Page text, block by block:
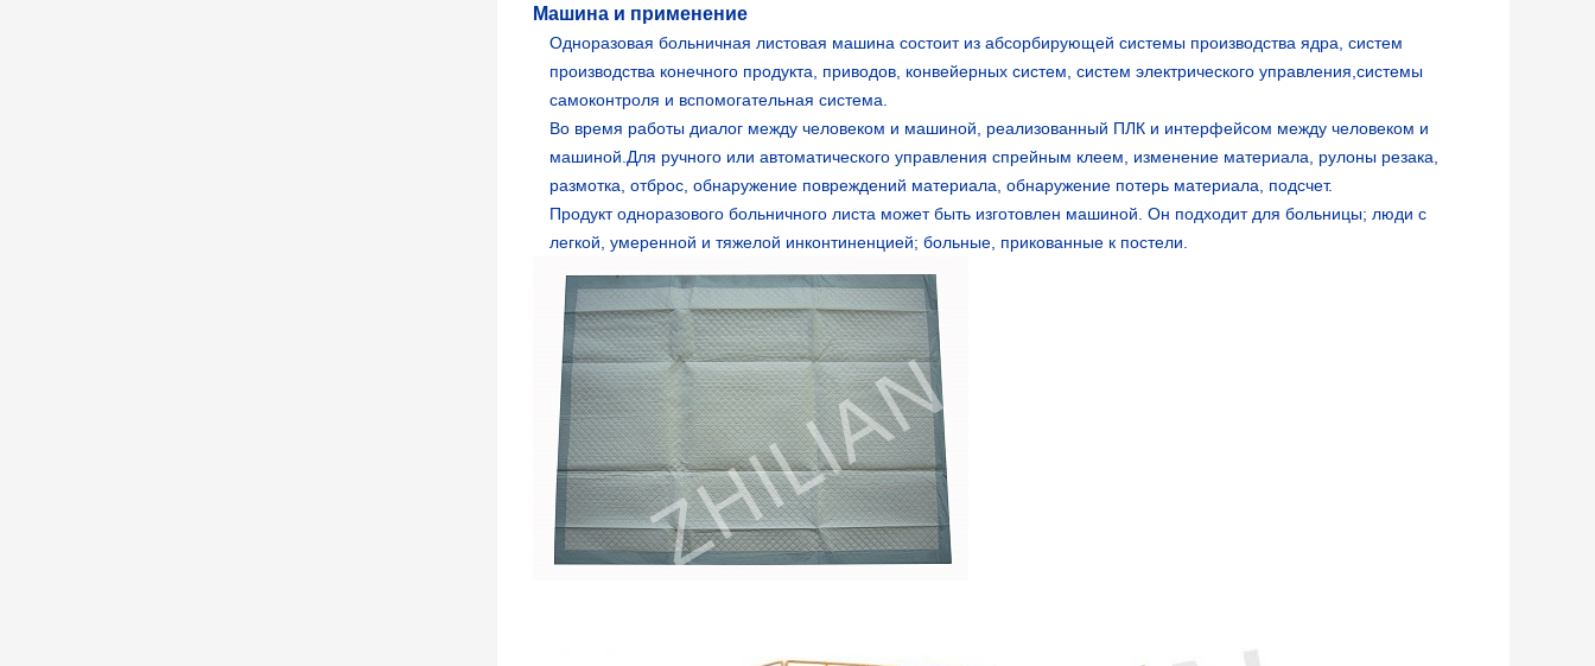
Машина и применение
Одноразовая больничная листовая машина состоит из абсорбирующей системы производства ядра, систем
производства конечного продукта, приводов, конвейерных систем, систем электрического управления,системы
самоконтроля и вспомогательная система.
Во время работы диалог между человеком и машиной, реализованный ПЛК и интерфейсом между человеком и
машиной.Для ручного или автоматического управления спрейным клеем, изменение материала, рулоны резака,
размотка, отброс, обнаружение повреждений материала, обнаружение потерь материала, подсчет.
Продукт одноразового больничного листа может быть изготовлен машиной. Он подходит для больницы; люди с
легкой, умеренной и тяжелой инконтиненцией; больные, прикованные к постели.